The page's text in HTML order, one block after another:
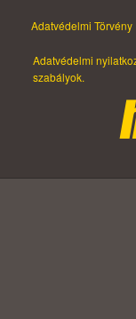
Adatvédelmi Törvény
Adatvédelmi
szabályok.